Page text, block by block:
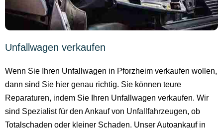
Unfallwagen verkaufen
Wenn Sie Ihren Unfallwagen in Pforzheim verkaufen wollen,
dann sind Sie hier genau richtig. Sie können teure
Reparaturen, indem Sie Ihren Unfallwagen verkaufen. Wir
sind Spezialist für den Ankauf von Unfallfahrzeugen, ob
Totalschaden oder kleiner Schaden. Unser Autoankauf in